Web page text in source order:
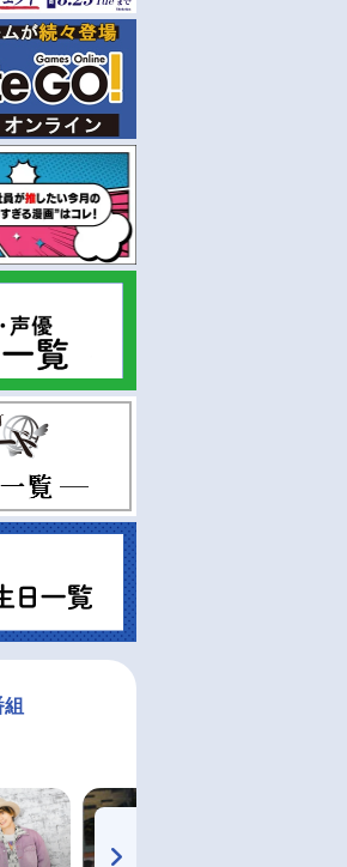
発売
映画 ズートピア２
＋ DVD セット